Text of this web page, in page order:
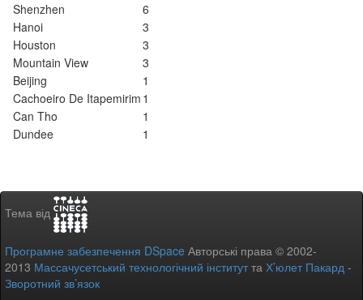
Shenzhen
6
Hanoi
3
Houston
3
Mountain View
3
Beijing
1
Cachoeiro De Itapemirim 1
Can Tho
1
Dundee
1
Тема від
Програмне забезпечення DSpace Авторські права © 2002-
2013 Массачусетський технологічний інститутта Х’юлет Пакард -
Зворотний зв’язок